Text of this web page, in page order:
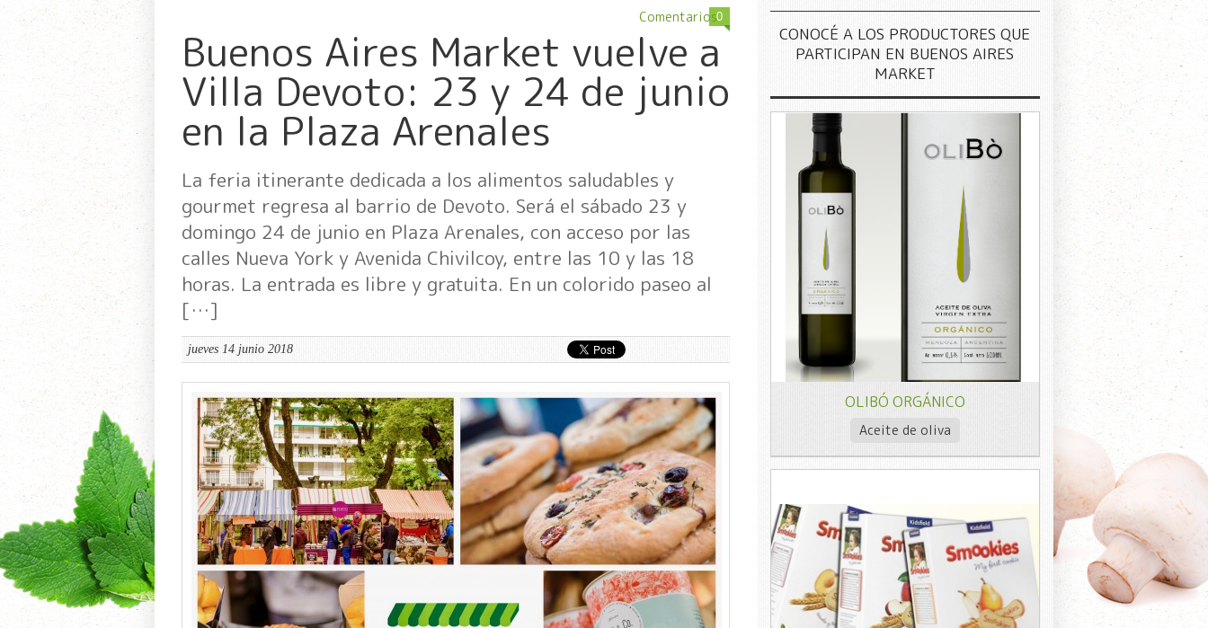
Comentarios0
Buenos Aires Market vuelve a
Villa Devoto: 23 y 24 de junio
en la Plaza Arenales
La feria itinerante dedicada a los alimentos saludables y
gourmet regresa al barrio de Devoto. Será el sábado 23 y
domingo 24 de junio en Plaza Arenales, con acceso por las
calles Nueva York y Avenida Chivilcoy, entre las 10 y las 18
horas. La entrada es libre y gratuita. En un colorido paseo al
[…]
jueves 14 junio 2018
CONOCÉ A LOS PRODUCTORES QUE
PARTICIPAN EN BUENOS AIRES
MARKET
OLIBÓ ORGÁNICO
Aceite de oliva